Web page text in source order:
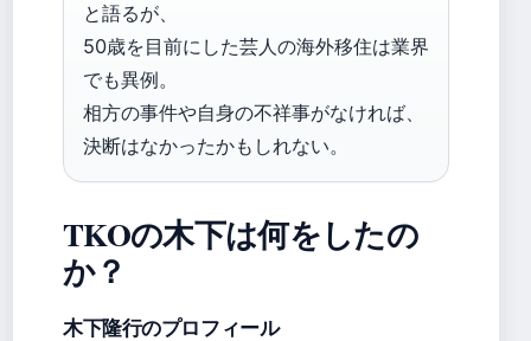
と語るが、
50歳を目前にした芸人の海外移住は業界
でも異例。
相方の事件や自身の不祥事がなければ、
決断はなかったかもしれない。
TKOの木下は何をしたの
か？
木下隆行のプロフィール